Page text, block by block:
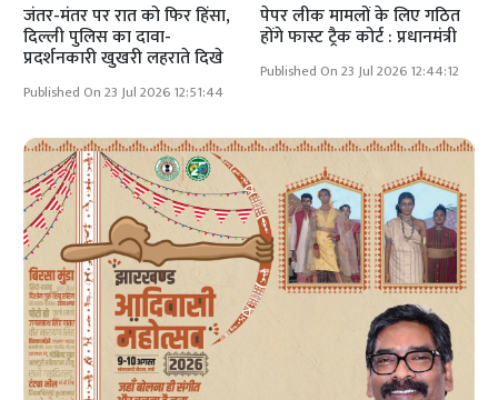
जंतर-मंतर पर रात को फिर हिंसा,
दिल्ली पुलिस का दावा-
प्रदर्शनकारी खुखरी लहराते दिखे
Published On 23 Jul 2026 12:51:44
पेपर लीक मामलों के लिए गठित
होंगे फास्ट ट्रैक कोर्ट : प्रधानमंत्री
Published On 23 Jul 2026 12:44:12